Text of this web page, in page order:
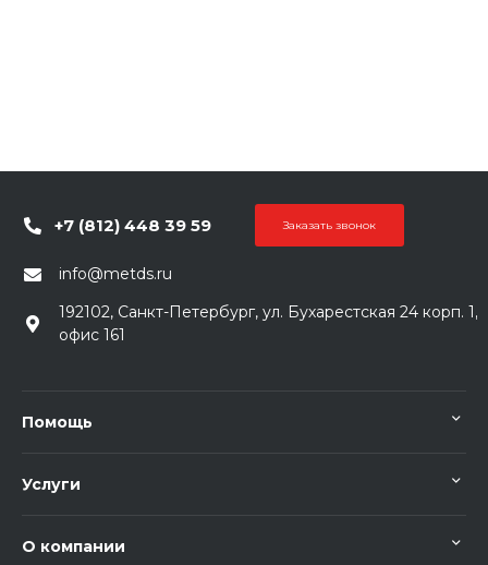
+7 (812) 448 39 59 Заказать звонок
info@metds.ru
192102, Санкт-Петербург, ул. Бухарестская 24 корп. 1,
офис 161
Помощь
Услуги
О компании